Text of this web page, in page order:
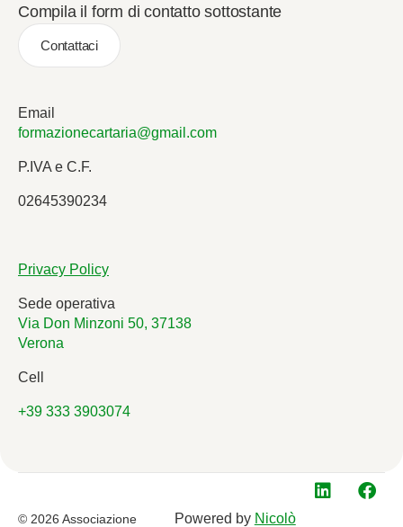
Compila il form di contatto sottostante
Contattaci
Email
formazionecartaria@gmail.com
P.IVA e C.F.
02645390234
Privacy Policy
Sede operativa
Via Don Minzoni 50, 37138
Verona
Cell
+39 333 3903074
© 2026 Associazione Powered by Nicolò